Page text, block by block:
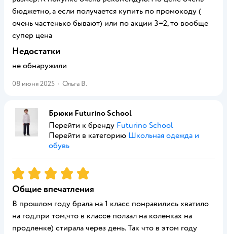
бюджетно, а если получается купить по промокоду (
очень частенько бывают) или по акции 3=2, то вообще
супер цена
Недостатки
не обнаружили
08 июня 2025 · Ольга В.
Брюки Futurino School
Перейти к бренду Futurino School
Перейти в категорию Школьная одежда и
обувь
Рейтинг:5
Общие впечатления
В прошлом году брала на 1 класс понравились хватило
на год,при том,что в классе ползал на коленках на
продленке) стирала через день. Так что в этом году